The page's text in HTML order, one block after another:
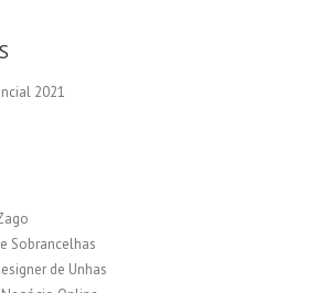
2021
Sobrancelhas
de Unhas